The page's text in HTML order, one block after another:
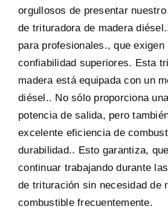
orgullosos de presentar
de trituradora de madera
para profesionales., que exigen
confiabilidad superiores. Esta
madera está equipada con un
diésel.. No sólo proporciona
potencia de salida, pero
excelente eficiencia de
durabilidad.. Esto garantiza,
continuar trabajando durante
de trituración sin necesidad de
combustible frecuentemente.